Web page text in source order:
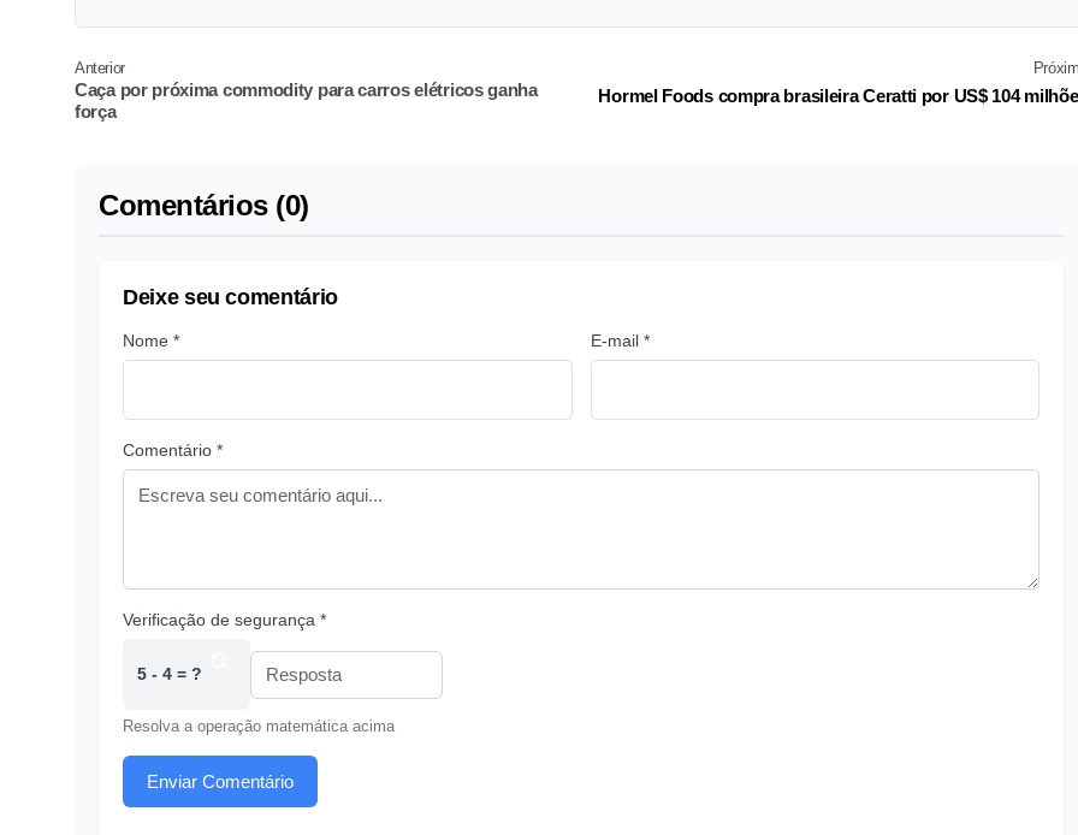
Anterior
Caça por próxima commodity para carros elétricos ganha
força
Hormel Foods compra brasileira Ceratti por US$ 104
Comentários (0)
Deixe seu comentário
Nome * E-mail *
Comentário *
Verificação de segurança *
5 - 4 = ?
Resolva a operação matemática acima
Enviar Comentário